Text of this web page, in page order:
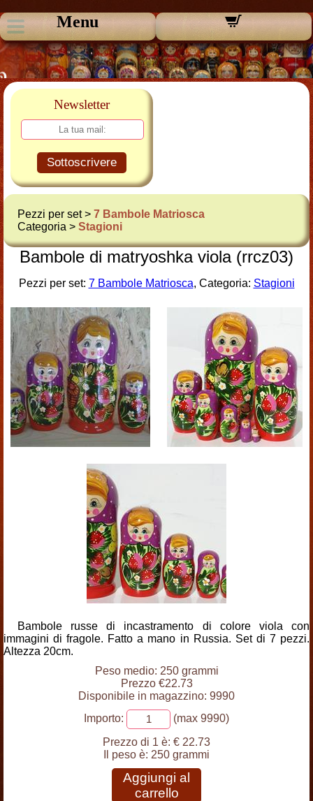
Menu
Newsletter
Sottoscrivere
Pezzi per set > 7 Bambole Matriosca
Categoria > Stagioni
Bambole di matryoshka viola (rrcz03)
Pezzi per set: 7 Bambole Matriosca, Categoria: Stagioni
Bambole russe di incastramento di colore viola con
immagini di fragole. Fatto a mano in Russia. Set di 7 pezzi.
Altezza 20cm.
Peso medio: 250 grammi
Prezzo €22.73
Disponibile in magazzino: 9990
Importo:
(max 9990)
Prezzo di 1 è: € 22.73
Il peso è: 250 grammi
Aggiungi al
carrello